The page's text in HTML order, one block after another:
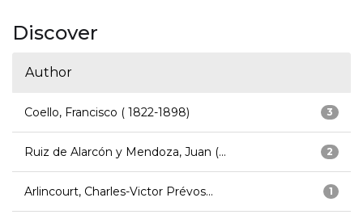
Discover
Author
3
Coello, Francisco ( 1822-1898)
2
Ruiz de Alarcón y Mendoza, Juan (...
1
Arlincourt, Charles-Victor Prévos...